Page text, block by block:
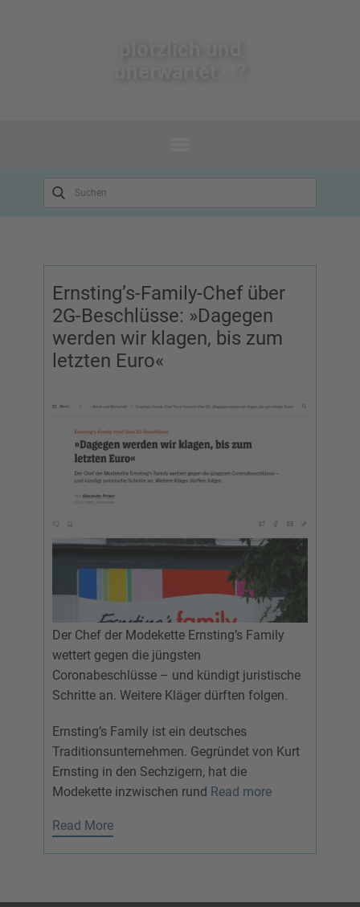
Ernsting’s-Family-Chef über
2G-Beschlüsse: »Dagegen
werden wir klagen, bis zum
letzten Euro«
Der Chef der Modekette Ernsting’s Family
wettert gegen die jüngsten
Coronabeschlüsse – und kündigt juristische
Schritte an. Weitere Kläger dürften folgen.
Ernsting’s Family ist ein deutsches
Traditionsunternehmen. Gegründet von Kurt
Ernsting in den Sechzigern, hat die
Modekette inzwischen rund Read more
Read More